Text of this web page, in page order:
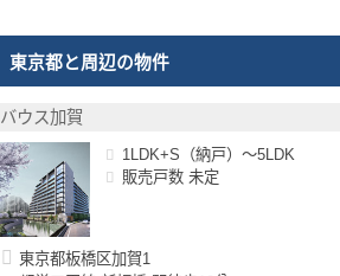
東京都と周辺の物件
バウス加賀
1LDK+S（納戸）～5LDK
販売戸数 未定
東京都板橋区加賀1